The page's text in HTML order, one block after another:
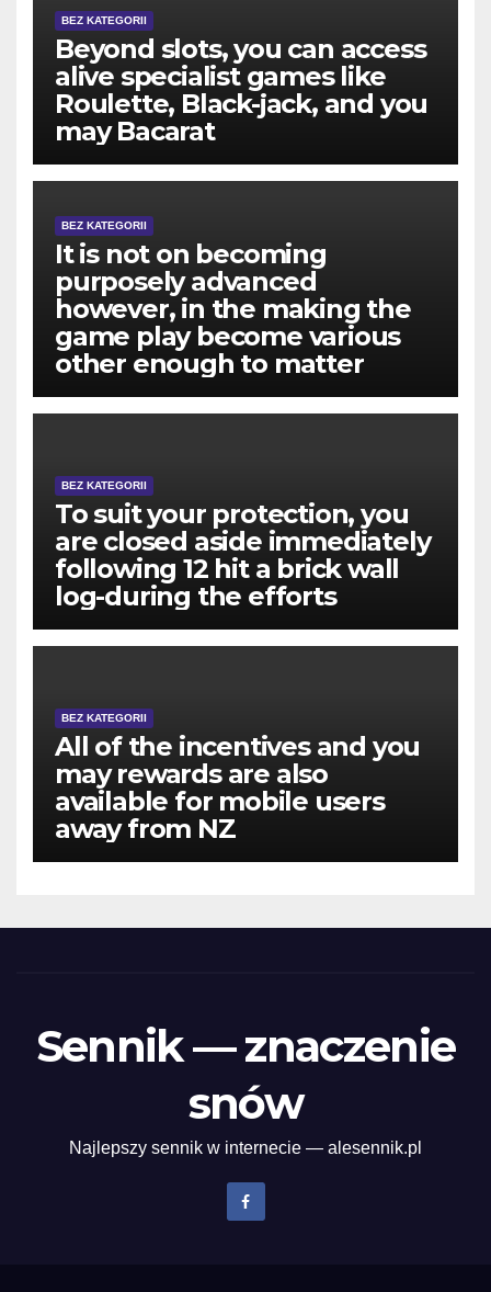
BEZ KATEGORII
Beyond slots, you can access
alive specialist games like
Roulette, Black-jack, and you
may Bacarat
BEZ KATEGORII
It is not on becoming
purposely advanced
however, in the making the
game play become various
other enough to matter
BEZ KATEGORII
To suit your protection, you
are closed aside immediately
following 12 hit a brick wall
log-during the efforts
BEZ KATEGORII
All of the incentives and you
may rewards are also
available for mobile users
away from NZ
Sennik — znaczenie
snów
Najlepszy sennik w internecie — alesennik.pl